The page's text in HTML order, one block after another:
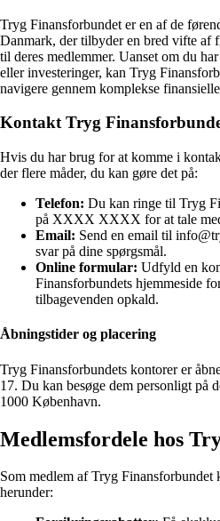
Tryg Finansforbundet er en af de
Danmark, der tilbyder en bred vifte af
til deres medlemmer. Uanset om du
eller investeringer, kan Tryg
navigere gennem komplekse
Kontakt Tryg
Hvis du har brug for at komme i
der flere måder, du kan gøre det på:
Telefon: Du kan ringe til Tryg
på XXXX XXXX for at tale
Email: Send en email til
svar på dine spørgsmål.
Online formular: Udfyld en
Finansforbundets hjemmeside
tilbagevenden opkald.
Åbningstider og placering
Tryg Finansforbundets kontorer er
17. Du kan besøge dem personligt på
1000 København.
Medlemsfordele hos
Som medlem af Tryg
herunder: